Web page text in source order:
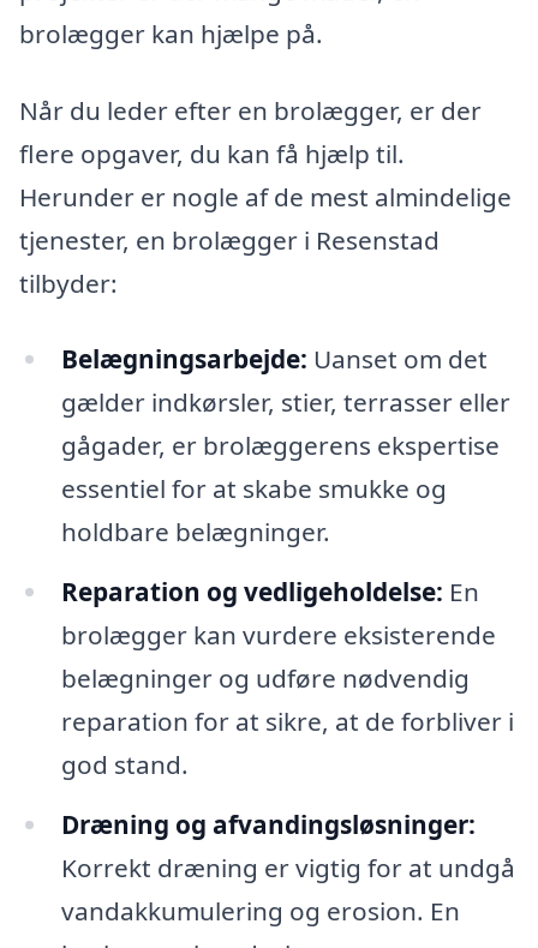
brolægger kan hjælpe på.
Når du leder efter en brolægger, er der
flere opgaver, du kan få hjælp til.
Herunder er nogle af de mest almindelige
tjenester, en brolægger i Resenstad
tilbyder:
Belægningsarbejde: Uanset om det
gælder indkørsler, stier, terrasser eller
gågader, er brolæggerens ekspertise
essentiel for at skabe smukke og
holdbare belægninger.
Reparation og vedligeholdelse: En
brolægger kan vurdere eksisterende
belægninger og udføre nødvendig
reparation for at sikre, at de forbliver i
god stand.
Dræning og afvandingsløsninger:
Korrekt dræning er vigtig for at undgå
vandakkumulering og erosion. En